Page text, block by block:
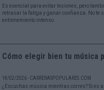
Es esencial para evitar lesiones, pero
retrasar la fatiga y ganar confianza. No te
entrenemiento intenso.
Cómo elegir bien tu música
18/02/2026 - CARRERASPOPULARES.COM
¿Escuchas música mientras corres? Si es